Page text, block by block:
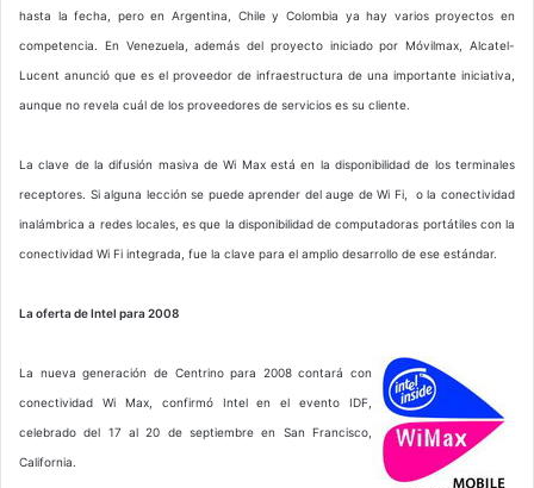
hasta la fecha, pero en Argentina, Chile y Colombia ya hay varios proyectos en
competencia. En Venezuela, además del proyecto iniciado por Móvilmax, Alcatel-
Lucent anunció que es el proveedor de infraestructura de una importante iniciativa,
aunque no revela cuál de los proveedores de servicios es su cliente.
La clave de la difusión masiva de Wi Max está en la disponibilidad de los terminales
receptores. Si alguna lección se puede aprender del auge de Wi Fi, o la conectividad
inalámbrica a redes locales, es que la disponibilidad de computadoras portátiles con la
conectividad Wi Fi integrada, fue la clave para el amplio desarrollo de ese estándar.
La oferta de Intel para 2008
La nueva generación de Centrino para 2008 contará con
conectividad Wi Max, confirmó Intel en el evento IDF,
celebrado del 17 al 20 de septiembre en San Francisco,
California.